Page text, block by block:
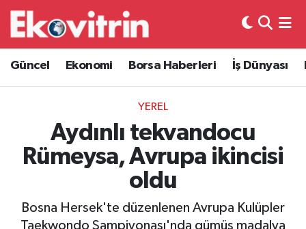
Güncel Ekonomi Borsa Haberleri İş Dünyası
YEREL
Aydınlı tekvandocu
Rümeysa, Avrupa ikincisi
oldu
Bosna Hersek'te düzenlenen Avrupa Kulüpler
Taekwondo Şampiyonası'nda gümüş madalya
Güncel
Ekonomi
Borsa Haberleri
İş Dünyası
Otovitrin
Hava Durumu
Trafik Durumu
Süper Lig Puan Durumu ve Fikstür
Tüm Manşetler
Son Dakika Haberleri
Haber Arşivi